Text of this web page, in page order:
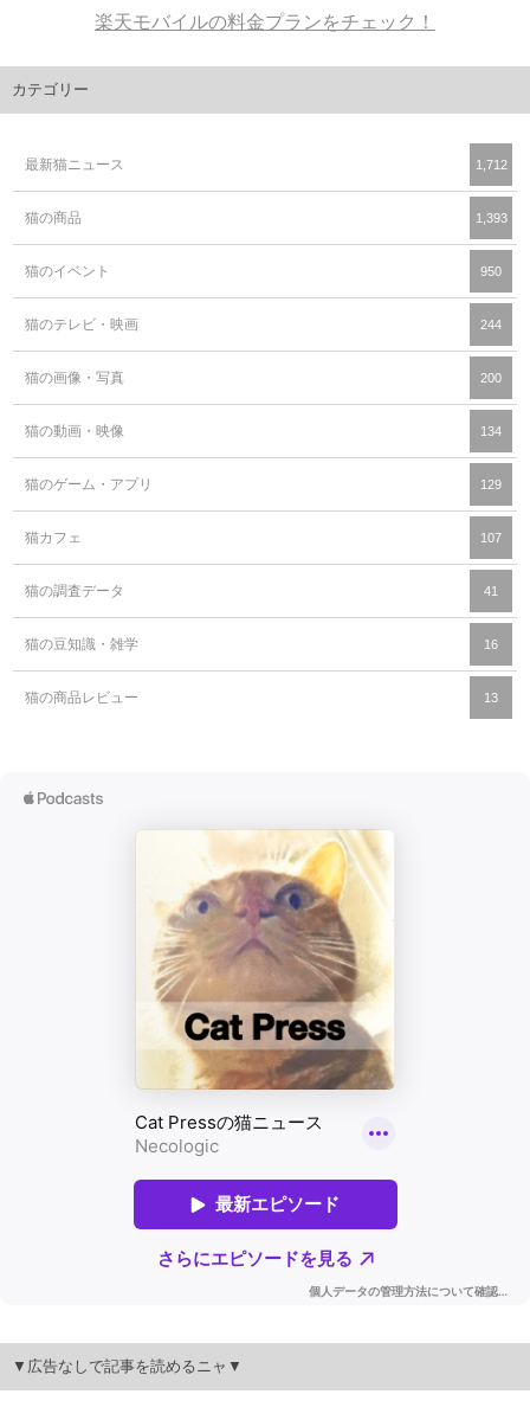
楽天モバイルの料金プランをチェック！
カテゴリー
最新猫ニュース 1,712
猫の商品 1,393
猫のイベント 950
猫のテレビ・映画 244
猫の画像・写真 200
猫の動画・映像 134
猫のゲーム・アプリ 129
猫カフェ 107
猫の調査データ 41
猫の豆知識・雑学 16
猫の商品レビュー 13
▼広告なしで記事を読めるニャ▼